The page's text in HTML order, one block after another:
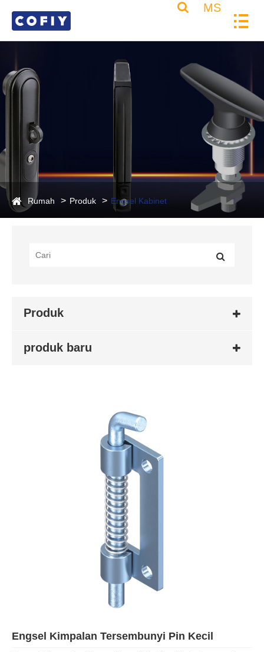
MS
Rumah Produk Engsel Kabinet
Produk
produk baru
Engsel Kimpalan Tersembunyi Pin Kecil